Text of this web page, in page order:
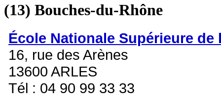
(13) Bouches-du-Rhône
École Nationale Supérieure
16, rue des Arènes
13600 ARLES
Tél : 04 90 99 33 33